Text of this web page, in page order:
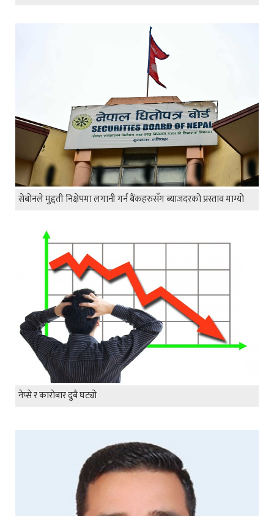
सेबोनले मुद्दती निक्षेपमा लगानी गर्न बैंकहरुसँग ब्याजदरको प्रस्ताव माग्यो
नेप्से र कारोबार दुबै घट्यो